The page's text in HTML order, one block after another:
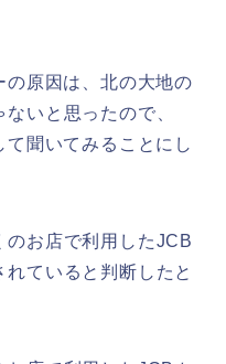
原因は、北の大地の
いと思ったので、
聞いてみることにし
のお店で利用したJCB
ていると判断したと